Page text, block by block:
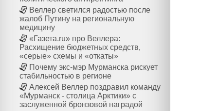
Веллер светился радостью после
жалоб Путину на региональную
медицину
«Газета.ru» про Веллера:
Расхищение бюджетных средств,
«серые» схемы и «откаты»
Почему экс-мэр Мурманска рискует
стабильностью в регионе
Алексей Веллер поздравил команду
«Мурманск - столица Арктики» с
заслуженной бронзовой наградой